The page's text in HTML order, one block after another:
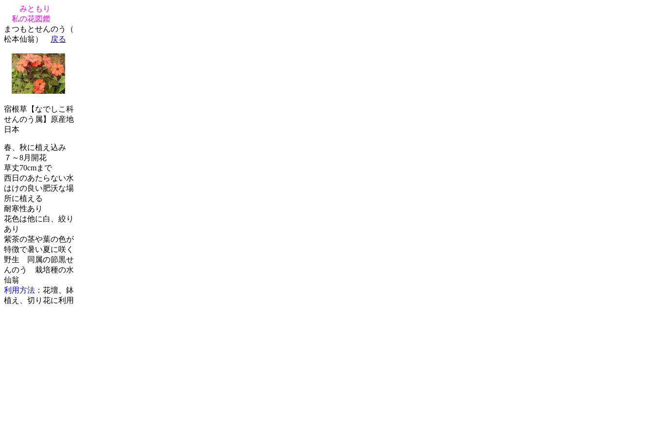
みともり
私の花図鑑
まつもとせんのう（
松本仙翁）
戻る
宿根草【なでしこ科
せんのう属】原産地
日本
春、秋に植え込み
７～8月開花
草丈70cmまで
西日のあたらない水
はけの良い肥沃な場
所に植える
耐寒性あり
花色は他に白、絞り
あり
紫茶の茎や葉の色が
特徴で暑い夏に咲く
野生 同属の節黒せ
んのう 栽培種の水
仙翁
利用方法 ：花壇、鉢
植え、切り花に利用